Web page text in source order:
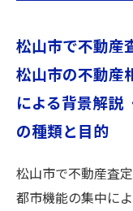
松山市で不動産
松山市の不動産
による背景解説
の種類と目的
松山市で不動産査
都市機能の集中に